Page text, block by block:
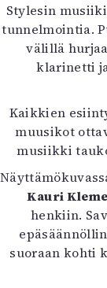
Stylesin
tunnelmointia.
välillä
klarinetti
Kaikkien
muusikot
musiikki
Kauri
henkiin.
suoraan kohti